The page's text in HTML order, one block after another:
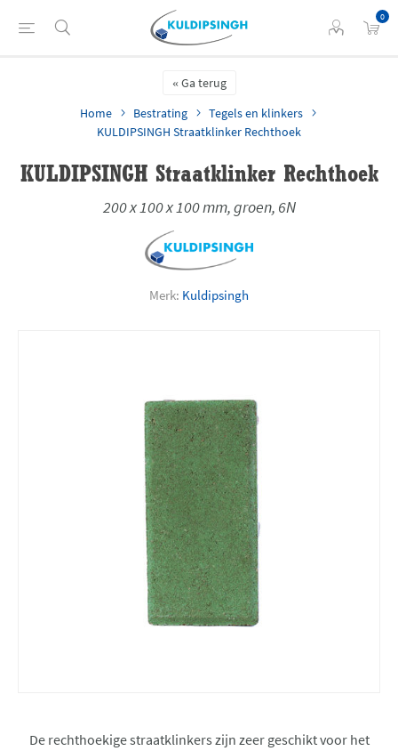
0
Ga terug
Home
Bestrating
Tegels en klinkers
KULDIPSINGH Straatklinker Rechthoek
KULDIPSINGH Straatklinker Rechthoek
200 x 100 x 100 mm, groen, 6N
Merk: Kuldipsingh
De rechthoekige straatklinkers zijn zeer geschikt voor het